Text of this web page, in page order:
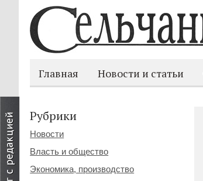
Главная Новости и статьи
Рубрики
Новости
Власть и общество
Экономика, производство